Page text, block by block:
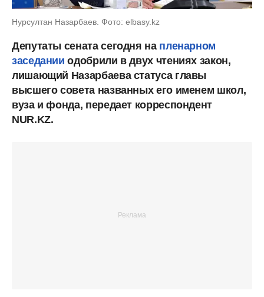
Нурсултан Назарбаев. Фото: elbasy.kz
Депутаты сената сегодня на пленарном
заседанииодобрили в двух чтениях закон,
лишающий Назарбаева статуса главы
высшего совета названных его именем школ,
вуза и фонда, передает корреспондент
NUR.KZ.